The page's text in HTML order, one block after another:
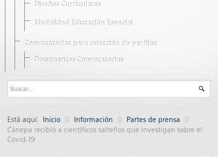
Diseños Curriculares
Modalidad Educación Especial
Convocatorias para selección de perfiles
Documentos Convocatorias
Está aquí: Inicio Información
Partes de prensa
Cánepa recibió a científicos salteños que investigan sobre el
Covid-19